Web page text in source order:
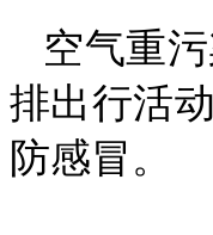
空气重
排出行活
防感冒。